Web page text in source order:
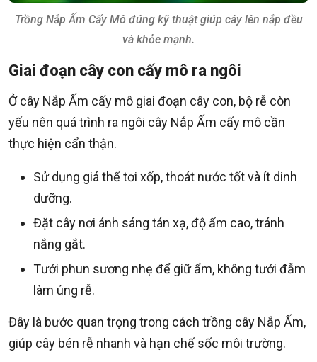
Trồng Nắp Ấm Cấy Mô đúng kỹ thuật giúp cây lên nắp đều
và khỏe mạnh.
Giai đoạn cây con cấy mô ra ngôi
Ở cây Nắp Ấm cấy mô giai đoạn cây con, bộ rễ còn
yếu nên quá trình ra ngôi cây Nắp Ấm cấy mô cần
thực hiện cẩn thận.
Sử dụng giá thể tơi xốp, thoát nước tốt và ít dinh
dưỡng.
Đặt cây nơi ánh sáng tán xạ, độ ẩm cao, tránh
nắng gắt.
Tưới phun sương nhẹ để giữ ẩm, không tưới đẫm
làm úng rễ.
Đây là bước quan trọng trong cách trồng cây Nắp Ấm,
giúp cây bén rễ nhanh và hạn chế sốc môi trường.